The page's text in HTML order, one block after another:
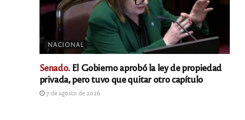
NACIONAL
Senado.El Gobierno aprobó la ley de propiedad
privada, pero tuvo que quitar otro capítulo
7 de agosto de 2026